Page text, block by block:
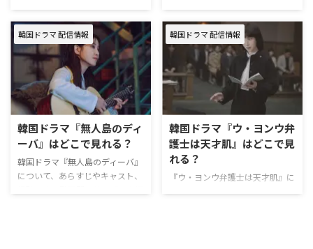
フールズ』 原題원더풀스（英
題：The …
た。 韓国ドラマ『ストーブリー
グ』を配信しているのはどこ？
『ストーブリーグ』の配信状況は
以下の通り。 動画配信サービス
配信状況 U-NEXT見放題 Hulu見放
題 Netflix× Leminoプレミアム見
放題 Prime Video有料 Disney+×
『ストーブリーグ』を見るなら
Leminoがおすすめ。 Leminoプレ
ミアムは、新規の登録なら初月無
料で利用できる。無料期間中に解
約すればお金は一切かからない！
の天才外科医』について、いつか
ら・どこで視聴できるのか、あら
すじ・キャストほか、気になる情
報をまとめてご紹介。 韓国ドラ
マ『ハイパーナイフ 闇の天才外
科医』配信情報 韓国ドラマ『ハ
イパーナイフ 闇の天才外科医』
は、Disney+ (ディズニープラス)
で全話見放題配信中。ディズニー
プラスのオリジナル作品なので、
ディズニープラス以外の動画配信
サービスでは視聴できない。 韓
国ドラマ『ハイパーナイフ 闇の
韓国ドラマ 配信情報
韓国ドラマ『無人島のディ
ーバ』はどこで見れる？
韓国ドラマ『無人島のディーバ』
について、あらすじやキャスト、
韓国ドラマ 配信情報
韓国ドラマ『ウ・ヨンウ弁
護士は天才肌』はどこで見
れる？
『ウ・ヨンウ弁護士は天才肌』に